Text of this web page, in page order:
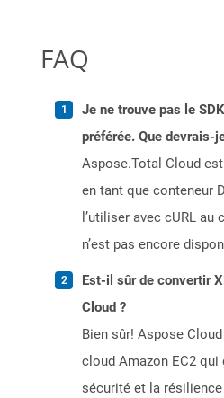
FAQ
Je ne trouve pas le
préférée. Que devrais-
Aspose.Total Cloud
en tant que conteneur
l’utiliser avec cURL au
n’est pas encore
Est-il sûr de convertir
Cloud ?
Bien sûr! Aspose
cloud Amazon EC2
sécurité et la